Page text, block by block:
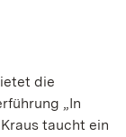
die
„In
taucht ein